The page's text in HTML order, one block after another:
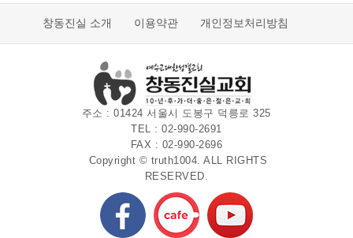
창동진실 소개 이용약관 개인정보처리방침
주소 : 01424 서울시 도봉구 덕릉로 325
TEL : 02-990-2691
FAX : 02-990-2696
Copyright © truth1004. ALL RIGHTS
RESERVED.